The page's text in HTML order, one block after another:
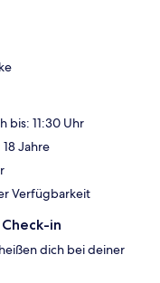
bis: 11:30 Uhr
Jahre
Verfügbarkeit
in
dich bei deiner